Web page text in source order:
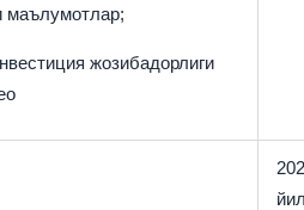
маълумотлар;
жозибадорлиги